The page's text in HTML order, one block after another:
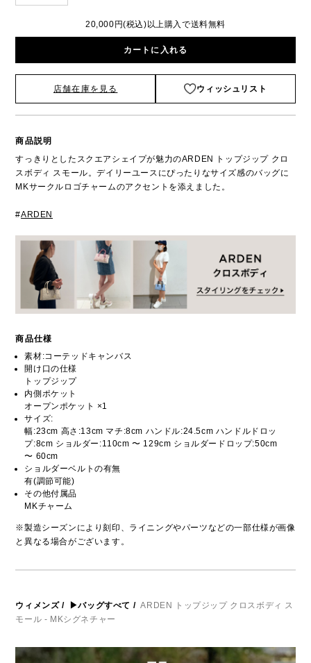
20,000円(税込)以上購入で送料無料
カートに入れる
店舗在庫を見る ウィッシュリスト
商品説明
すっきりとしたスクエアシェイプが魅力のARDEN トップジップ クロ
スボディ スモール。デイリーユースにぴったりなサイズ感のバッグに
MKサークルロゴチャームのアクセントを添えました。
#ARDEN
商品仕様
素材:コーテッドキャンバス
開け口の仕様
トップジップ
内側ポケット
オープンポケット ×1
サイズ:
幅:23cm 高さ:13cm マチ:8cm ハンドル:24.5cm ハンドルドロッ
プ:8cm ショルダー:110cm 〜 129cm ショルダードロップ:50cm
〜 60cm
ショルダーベルトの有無
有(調節可能)
その他付属品
MKチャーム
※製造シーズンにより刻印、ライニングやパーツなどの一部仕様が画像
と異なる場合がございます。
ウィメンズ/ ▶バッグすべて / ARDEN トップジップ クロスボディ ス
モール - MKシグネチャー